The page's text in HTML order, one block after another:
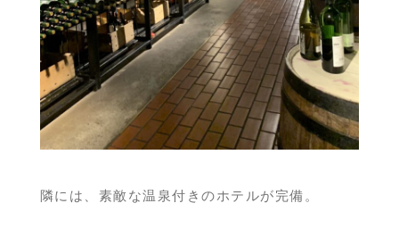
隣には、素敵な温泉付きのホテルが完備。